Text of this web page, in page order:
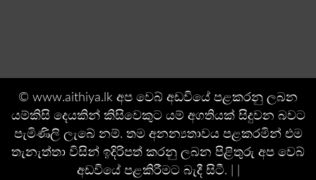
© www.aithiya.lk අප වෙබ් අඩවියේ පළකරනු ලබන
යම්කිසි දෙයකින් කිසිවෙකුට යම් අගතියක් සිදුවන බවට
පැමිණිලි ලැබේ නම්. තම අනන්‍යතාවය පළකරමින් එම
තැනැත්තා විසින් ඉදිරිපත් කරනු ලබන පිළිතුරු අප වෙබ්
අඩවියේ පළකිරීමට බැදී සිටී. | |